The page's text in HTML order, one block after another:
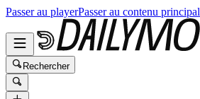
Passer au playerPasser au contenu principal
Rechercher